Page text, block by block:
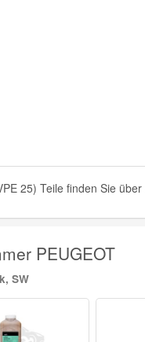
25) Teile finden Sie
PEUGEOT
SW